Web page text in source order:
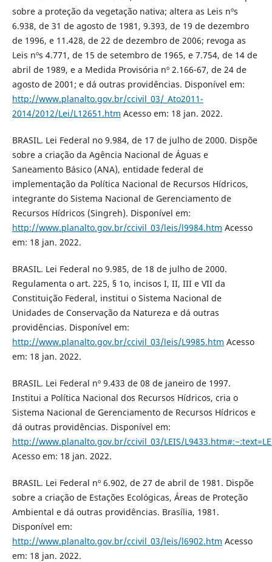
sobre a proteção da vegetação nativa; altera as Leis nºs
6.938, de 31 de agosto de 1981, 9.393, de 19 de dezembro
de 1996, e 11.428, de 22 de dezembro de 2006; revoga as
Leis nºs 4.771, de 15 de setembro de 1965, e 7.754, de 14 de
abril de 1989, e a Medida Provisória nº 2.166-67, de 24 de
agosto de 2001; e dá outras providências. Disponível em:
http://www.planalto.gov.br/ccivil_03/_Ato2011-
2014/2012/Lei/L12651.htm Acesso em: 18 jan. 2022.
BRASIL. Lei Federal no 9.984, de 17 de julho de 2000. Dispõe
sobre a criação da Agência Nacional de Águas e
Saneamento Básico (ANA), entidade federal de
implementação da Política Nacional de Recursos Hídricos,
integrante do Sistema Nacional de Gerenciamento de
Recursos Hídricos (Singreh). Disponível em:
http://www.planalto.gov.br/ccivil_03/leis/l9984.htm Acesso
em: 18 jan. 2022.
BRASIL. Lei Federal no 9.985, de 18 de julho de 2000.
Regulamenta o art. 225, § 1o, incisos I, II, III e VII da
Constituição Federal, institui o Sistema Nacional de
Unidades de Conservação da Natureza e dá outras
providências. Disponível em:
http://www.planalto.gov.br/ccivil_03/leis/L9985.htm Acesso
em: 18 jan. 2022.
BRASIL. Lei Federal nº 9.433 de 08 de janeiro de 1997.
Institui a Política Nacional dos Recursos Hídricos, cria o
Sistema Nacional de Gerenciamento de Recursos Hídricos e
dá outras providências. Disponível em:
http://www.planalto.gov.br/ccivil_03/LEIS/
Acesso em: 18 jan. 2022.
BRASIL. Lei Federal nº 6.902, de 27 de abril de 1981. Dispõe
sobre a criação de Estações Ecológicas, Áreas de Proteção
Ambiental e dá outras providências. Brasília, 1981.
Disponível em:
http://www.planalto.gov.br/ccivil_03/leis/l6902.htm Acesso
em: 18 jan. 2022.